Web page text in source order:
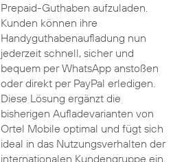
Prepaid-Guthaben aufzuladen.
Kunden können ihre
Handyguthabenaufladung nun
jederzeit schnell, sicher und
bequem per WhatsApp anstoßen
oder direkt per PayPal erledigen.
Diese Lösung ergänzt die
bisherigen Aufladevarianten von
Ortel Mobile optimal und fügt sich
ideal in das Nutzungsverhalten der
internationalen Kundengruppe ein.